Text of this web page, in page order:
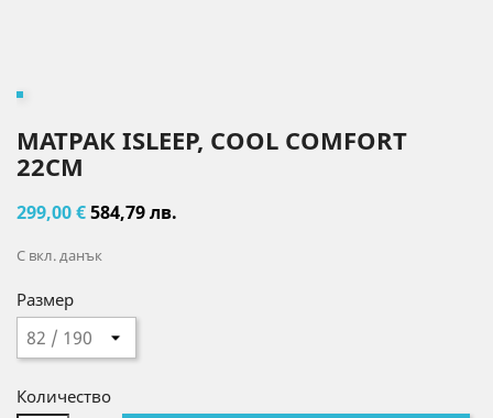
МАТРАК ISLEEP, COOL COMFORT
22СМ
299,00 €584,79 лв.
С вкл. данък
Размер
Количество